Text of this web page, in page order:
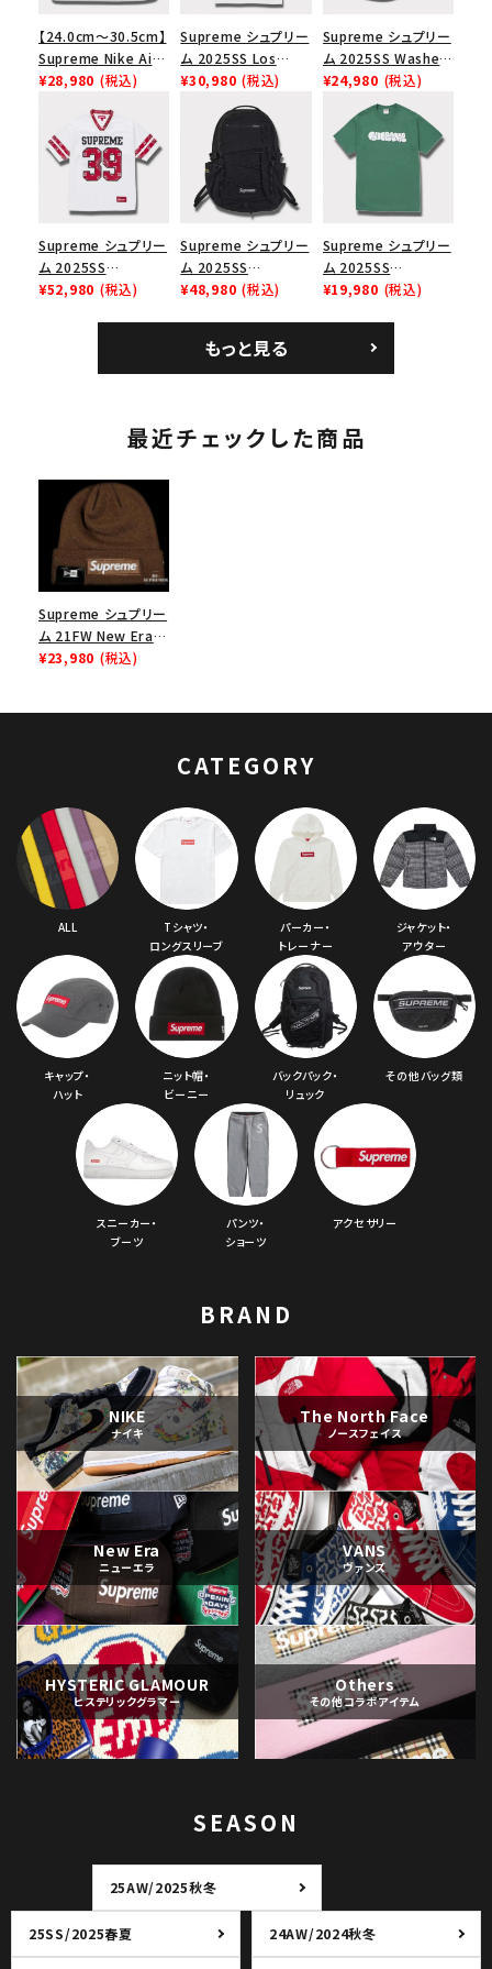
【24.0cm～30.5cm】
Supreme Nike Air
Force 1 Low シュプ
ース１スニーカー シ
ューズ ホワイト
¥28,980 (税込)
Supreme シュプリー
ム 2025SS Los
Angeles Fire Relief
Box Logo Tee ファ
イヤーリリーフボック
スロゴTシャツ ホワ
イト 白
¥30,980 (税込)
Supreme シュプリー
ム 2025SS Washed
Chino Twill Camp
Cap ウォッシュチノツ
イルキャンプキャップ
ブラック 黒
¥24,980 (税込)
Supreme シュプリー
ム 2025SS
Bandana Football
¥52,980 (税込)
Supreme シュプリー
ム 2025SS
Backpack バックパッ
¥48,980 (税込)
Supreme シュプリー
ム 2025SS
Homerun Tee ホー
¥19,980 (税込)
もっと見る
最近チェックした商品
Supreme シュプリー
ム 21FW New Era
Box Logo Beanie
¥23,980 (税込)
CATEGORY
ALL
Tシャツ・
ロングスリーブ
パーカー・
トレーナー
ジャケット・
アウター
キャップ・
ハット
ニット帽・
ビーニー
バックパック・
リュック
その他バッグ類
スニーカー・
ブーツ
パンツ・
ショーツ
アクセサリー
BRAND
NIKE
ナイキ
The North Face
ノースフェイス
New Era
ニューエラ
VANS
ヴァンズ
HYSTERIC GLAMOUR
ヒステリックグラマー
Others
その他コラボアイテム
SEASON
25AW/2025秋冬
25SS/2025春夏 24AW/2024秋冬